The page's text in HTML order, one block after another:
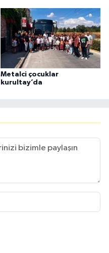
Metalci çocuklar
kurultay’da